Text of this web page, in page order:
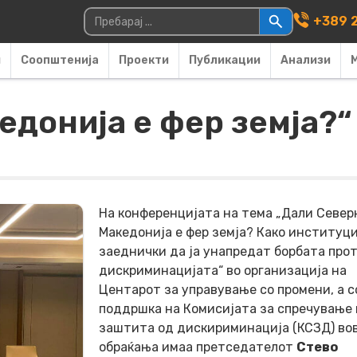
Main
Пребарувај за: +389
Соопштенија Проекти Публикации Анализи
е фер земја?“
На конференцијата на тема „Дали
Македонија е фер земја? Како
заеднички да ја унапредат борбата
дискриминацијата“ во организација на
Центарот за управување со промени, а
поддршка на Комисијата за спречување
заштита од дискириминација (КСЗД)
обраќања имаа претседателот Стево